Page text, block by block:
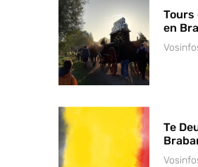
Tours
en
Te